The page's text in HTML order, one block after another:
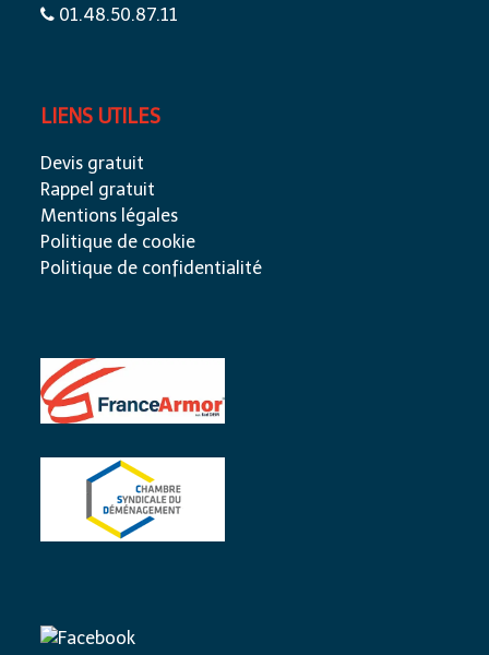
01.48.50.87.11
LIENS UTILES
Devis gratuit
Rappel gratuit
Mentions légales
Politique de cookie
Politique de confidentialité